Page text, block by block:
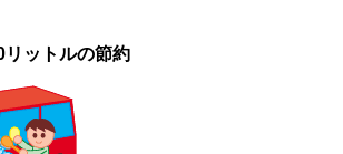
ットルの節約